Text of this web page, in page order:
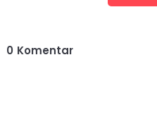
0 Komentar